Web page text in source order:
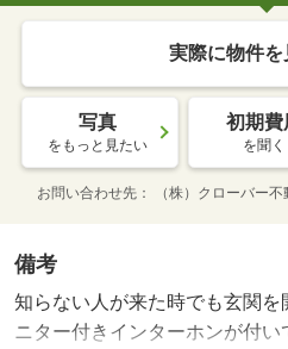
実際に物件を
写真
をもっと見たい
初期費
を聞く
お問い合わせ先 （株）クローバー
備考
知らない人が来た時でも玄関
ニター付きインターホンが付